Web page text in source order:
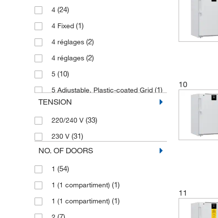
600 l(1)
(2)
650 L (2)
660 l(1)
700 L
702 l(2)
91 L(2)
50 °C à 80 °C
–35°C à –15°C
cULus
4 (24)
4 Fixed (1)
4 réglages (2)
4 réglages (2)
5 (10)
5 Adjustable, Plastic-coated Grid (1)
6(1)
7(1)
8(5)
8 réglages(1)
8 réglages
Verre(1)
TENSION
220/240 V (33)
230 V (31)
NO. OF DOORS
1 (54)
1 (1 compartiment) (1)
1 (1 compartiment) (1)
10
11